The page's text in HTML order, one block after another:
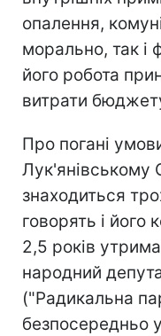
опалення,
морально, так і
його робота
витрати
Про погані
Лук'янівському
знаходиться
говорять і його
2,5 років
народний
("Радикальна
безпосередньо